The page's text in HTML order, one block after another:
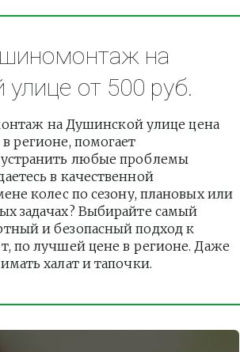
на
от 500 руб.
на Душинской улице цена
регионе, помогает
любые проблемы
в качественной
колес по сезону, плановых или
задачах? Выбирайте самый
и безопасный подход к
по лучшей цене в регионе. Даже
халат и тапочки.